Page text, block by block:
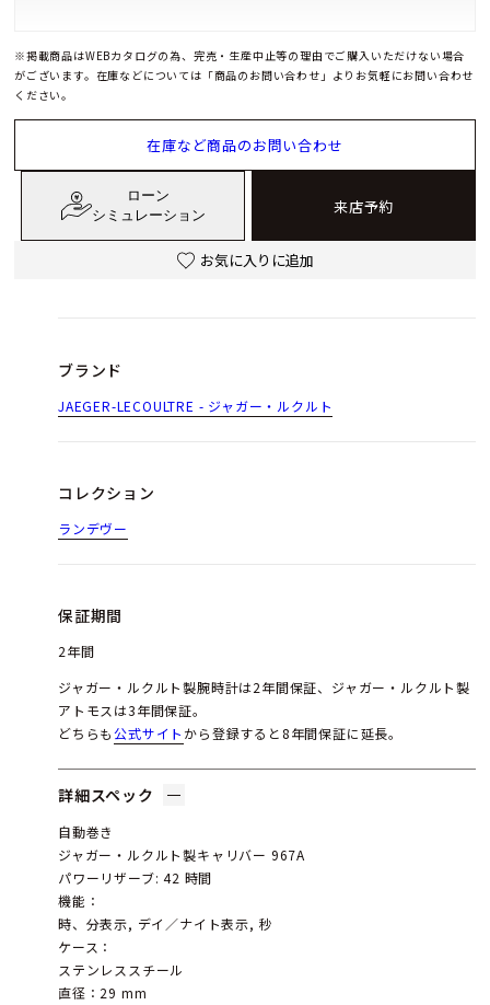
※掲載商品はWEBカタログの為、完売・生産中止等の理由でご購入いただけない場合
がございます。在庫などについては「商品のお問い合わせ」よりお気軽にお問い合わせ
ください。
在庫など商品のお問い合わせ
ローン
シミュレーション
来店予約
お気に入りに追加
ブランド
JAEGER-LECOULTRE - ジャガー・ルクルト
コレクション
ランデヴー
保証期間
2年間
ジャガー・ルクルト製腕時計は2年間保証、ジャガー・ルクルト製
アトモスは3年間保証。
どちらも公式サイト から登録すると8年間保証に延長。
詳細スペック
自動巻き
ジャガー・ルクルト製キャリバー 967A
パワーリザーブ: 42 時間
機能：
時、分表示, デイ／ナイト表示, 秒
ケース：
ステンレススチール
直径：29 mm